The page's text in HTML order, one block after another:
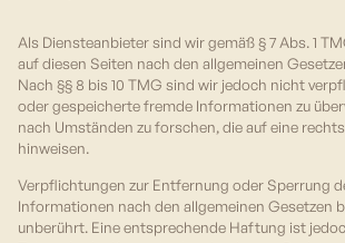
Als Diensteanbieter sind wir gemäß § 7 Abs. 1
auf diesen Seiten nach den allgemeinen
Nach §§ 8 bis 10 TMG sind wir jedoch nicht
oder gespeicherte fremde Informationen zu
nach Umständen zu forschen, die auf eine
hinweisen.
Verpflichtungen zur Entfernung oder Sperrung
Informationen nach den allgemeinen Gesetzen
unberührt. Eine entsprechende Haftung ist